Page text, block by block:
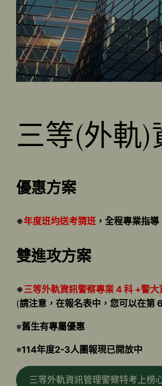
三等(外軌)
優惠方案
※年度班均送考猜班 ，全程專業指
雙進攻方案
※三等外軌資訊警察專業 4 科 +警
(請注意，在報名表中，您可以在第
※舊生有專屬優惠
※114年度2-3人團報現已開放中
三等外軌資訊管理警察特考上榜